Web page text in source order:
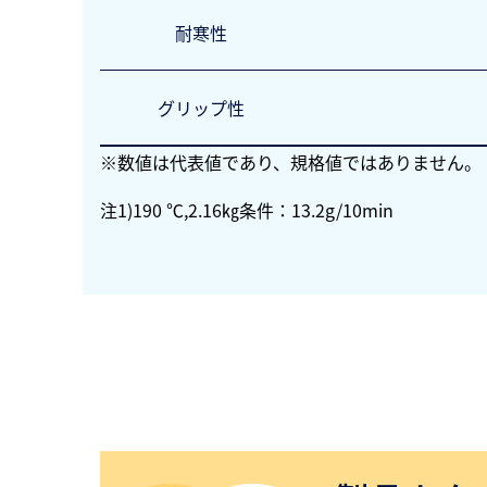
耐寒性
グリップ性
※数値は代表値であり、規格値ではありません。
注1)190 ℃,2.16㎏条件：13.2g/10min